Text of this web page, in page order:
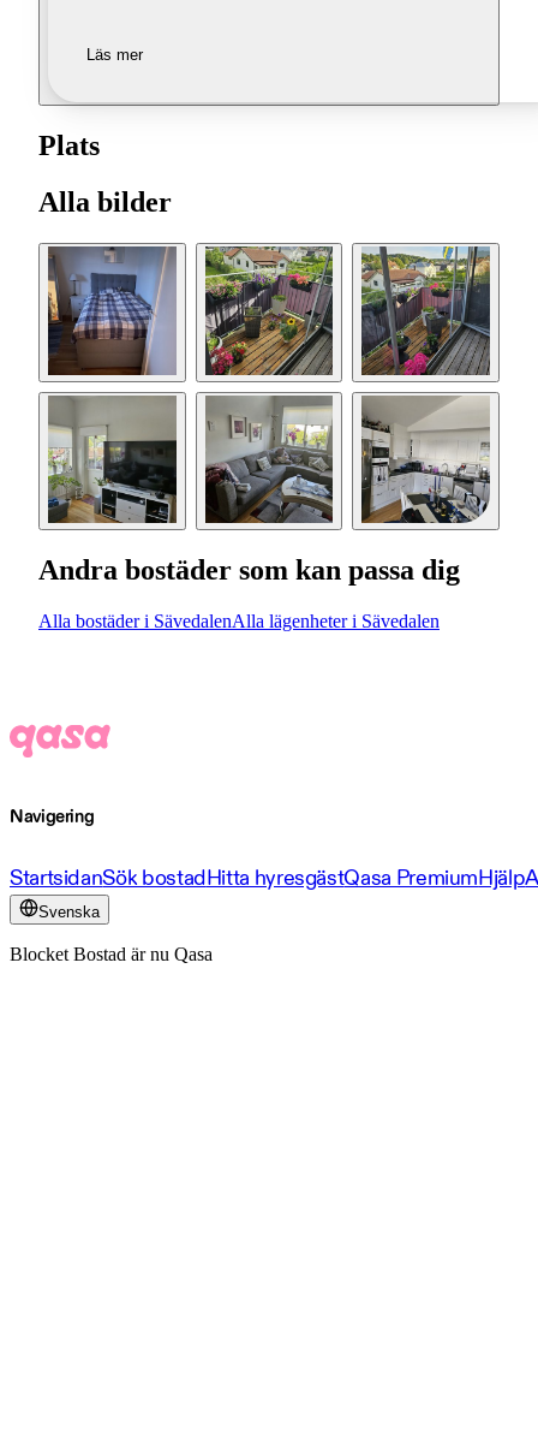
Läs mer
Plats
Alla bilder
Andra bostäder som kan passa dig
Alla bostäder i SävedalenAlla lägenheter i Sävedalen
Navigering
StartsidanSök bostadHitta hyresgästQasa PremiumHjälp
Svenska
Blocket Bostad är nu Qasa